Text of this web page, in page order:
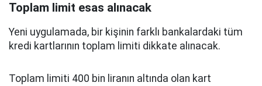
Toplam limit esas alınacak
Yeni uygulamada, bir kişinin farklı bankalardaki tüm
kredi kartlarının toplam limiti dikkate alınacak.
Toplam limiti 400 bin liranın altında olan kart